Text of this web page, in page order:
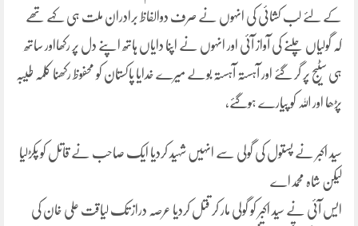
کے لئے لب کشائی کی انہوں نے صرف دوالفاظ برادران ملت ہی کہے تھے
کہ گولیاں چلنے کی آواز آئی اور انہوں نے اپنا دایاں ہاتھ اپنے دل پر رکھااور ساتھ
ہی سٹیج پر گر گئے اور آہستہ آہستہ بولے میرے خدایا پاکستان کو محفوظ رکھنا کلمہ طیبہ
پڑھا اور اللہ کو پیارے ہوگئے،
سید اکبر نے پستول کی گولی سے انہیں شہید کردیا ایک صاحب نے قاتل کو پکڑلیا
لیکن شاہ محمداے
ایس آئی نے سید اکبر کو گولی مار کر قتل کردیا عرصہ دراز تک لیاقت علی خان کی